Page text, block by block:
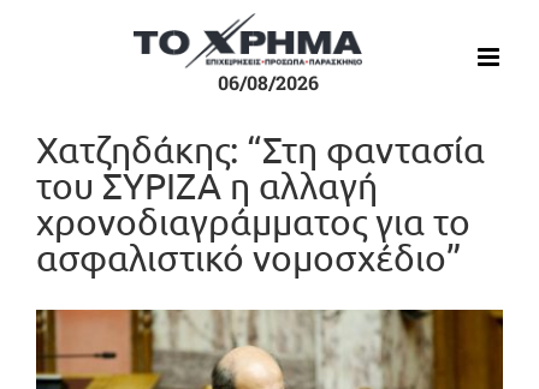
06/08/2026
Χατζηδάκης: “Στη φαντασία
του ΣΥΡΙΖΑ η αλλαγή
χρονοδιαγράμματος για το
ασφαλιστικό νομοσχέδιο”
Προβολή
μεγαλύτερης
εικόνας